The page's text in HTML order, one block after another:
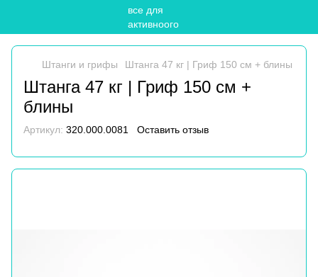
Штанги и грифы Штанга 47 кг | Гриф 150 см + блины
Штанга 47 кг | Гриф 150 см +
блины
Артикул: 320.000.0081 Оставить отзыв